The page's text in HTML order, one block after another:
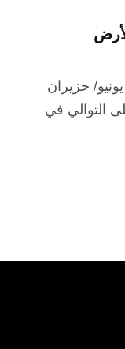
من يونيو/ حزيران
التوالي في